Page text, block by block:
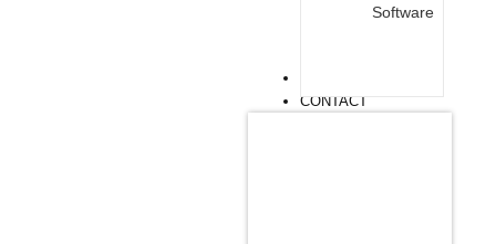
Software
CONTACT